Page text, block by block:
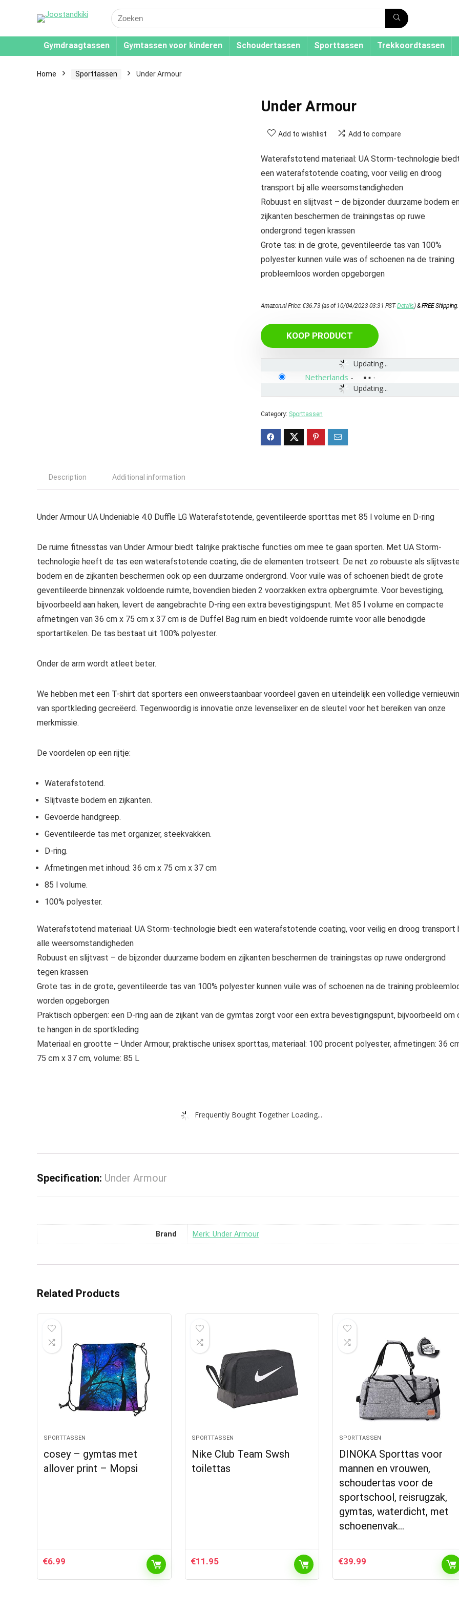
Search
for:
Gymdraagtassen Gymtassen voor kinderen Schoudertassen Sporttassen Trekkoordtassen
Home Sporttassen Under Armour
Under Armour
Add to wishlist Add to compare
Waterafstotend materiaal: UA Storm-technologie
een waterafstotende coating, voor veilig en droog
transport bij alle weersomstandigheden
Robuust en slijtvast – de bijzonder duurzame bodem
zijkanten beschermen de trainingstas op ruwe
ondergrond tegen krassen
Grote tas: in de grote, geventileerde tas van 100%
polyester kunnen vuile was of schoenen na de training
probleemloos worden opgeborgen
Amazon.nl Price:€36.73 (as of 10/04/2023 03:31 PST-Details)&FREE Shipping.
KOOP PRODUCT
Updating...
Updating...
Netherlands -
Category: Sporttassen
Description Additional information
Under Armour UA Undeniable 4.0 Duffle LG Waterafstotende, geventileerde sporttas met 85 l volume en D-ring
De ruime fitnesstas van Under Armour biedt talrijke praktische functies om mee te gaan sporten. Met UA Storm-
technologie heeft de tas een waterafstotende coating, die de elementen trotseert. De net zo robuuste als
bodem en de zijkanten beschermen ook op een duurzame ondergrond. Voor vuile was of schoenen biedt de grote
geventileerde binnenzak voldoende ruimte, bovendien bieden 2 voorzakken extra opbergruimte. Voor bevestiging,
bijvoorbeeld aan haken, levert de aangebrachte D-ring een extra bevestigingspunt. Met 85 l volume en compacte
afmetingen van 36 cm x 75 cm x 37 cm is de Duffel Bag ruim en biedt voldoende ruimte voor alle benodigde
sportartikelen. De tas bestaat uit 100% polyester.
Onder de arm wordt atleet beter.
We hebben met een T-shirt dat sporters een onweerstaanbaar voordeel gaven en uiteindelijk een volledige
van sportkleding gecreëerd. Tegenwoordig is innovatie onze levenselixer en de sleutel voor het bereiken van onze
merkmissie.
De voordelen op een rijtje:
Waterafstotend.
Slijtvaste bodem en zijkanten.
Gevoerde handgreep.
Geventileerde tas met organizer, steekvakken.
D-ring.
Afmetingen met inhoud: 36 cm x 75 cm x 37 cm
85 l volume.
100% polyester.
Waterafstotend materiaal: UA Storm-technologie biedt een waterafstotende coating, voor veilig en droog transport
alle weersomstandigheden
Robuust en slijtvast – de bijzonder duurzame bodem en zijkanten beschermen de trainingstas op ruwe ondergrond
tegen krassen
Grote tas: in de grote, geventileerde tas van 100% polyester kunnen vuile was of schoenen na de training
worden opgeborgen
Praktisch opbergen: een D-ring aan de zijkant van de gymtas zorgt voor een extra bevestigingspunt, bijvoorbeeld om
te hangen in de sportkleding
Materiaal en grootte – Under Armour, praktische unisex sporttas, materiaal: 100 procent polyester, afmetingen: 36
75 cm x 37 cm, volume: 85 L
Frequently Bought Together Loading...
Specification: Under Armour
Brand Merk: Under Armour
Related Products
SPORTTASSEN
cosey – gymtas met
allover print – Mopsi
€6.99
SPORTTASSEN
Nike Club Team Swsh
toilettas
€11.95
SPORTTASSEN
DINOKA Sporttas voor
mannen en vrouwen,
schoudertas voor de
sportschool, reisrugzak,
gymtas, waterdicht, met
schoenenvak…
€39.99